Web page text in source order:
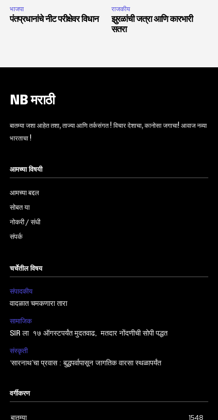
भाजपा
पंतप्रधानांचे नीट परीक्षेवर विधान
राजकीय
झुरळांची जत्रा आणि कारभारी
सतरा
NB मराठी
बातम्या जशा आहेत तशा, ताज्या आणि तर्कसंगत ! विचार देशाचा, कानोसा जगाचा! आवाज नव्या
भारताचा !
आमच्या विषयी
आमच्या बद्दल
सोबत या
नोकरी / संधी
संपर्क
चर्चेतील विषय
संपादकीय
वादळात चमकणारा तारा
सामाजिक
SIR ला १७ ऑगस्टपर्यंत मुदतवाढ, मतदार नोंदणीची सोपी पद्धत
संस्कृती
‘सारनाथ’चा प्रवास : बुद्धपर्वापासून जागतिक वारसा स्थळापर्यंत
वर्गीकरण
बातम्या 1548